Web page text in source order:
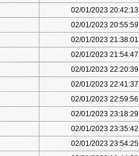
02/01/2023 20:42:13
02/01/2023 20:55:59
02/01/2023 21:38:01
02/01/2023 21:54:47
02/01/2023 22:20:39
02/01/2023 22:41:37
02/01/2023 22:59:56
02/01/2023 23:18:29
02/01/2023 23:35:42
02/01/2023 23:54:25